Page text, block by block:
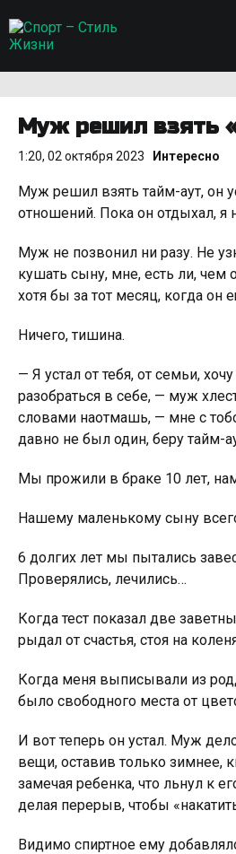
Муж решил взять
1:20, 02 октября 2023 Интересно
Муж решил взять тайм-аут, он
отношений. Пока он отдыхал, я
Муж не позвонил ни разу. Не
кушать сыну, мне, есть ли, чем
хотя бы за тот месяц, когда он
Ничего, тишина.
— Я устал от тебя, от семьи,
разобраться в себе, — муж
словами наотмашь, — мне с
давно не был один, беру тайм-
Мы прожили в браке 10 лет,
Нашему маленькому сыну
6 долгих лет мы пытались
Проверялись, лечились…
Когда тест показал две
рыдал от счастья, стоя на
Когда меня выписывали из
было свободного места от
И вот теперь он устал. Муж
вещи, оставив только зимнее,
замечая ребенка, что льнул к
делая перерыв, чтобы
Видимо спиртное ему